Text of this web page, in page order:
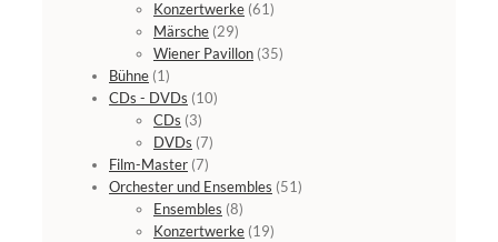
Konzertwerke (61)
Märsche (29)
Wiener Pavillon (35)
Bühne (1)
CDs - DVDs (10)
CDs (3)
DVDs (7)
Film-Master (7)
Orchester und Ensembles (51)
Ensembles (8)
Konzertwerke (19)